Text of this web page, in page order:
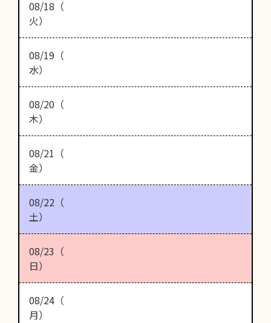
08/18（
火）
08/19（
水）
08/20（
木）
08/21（
金）
08/22（
土）
08/23（
日）
08/24（
月）